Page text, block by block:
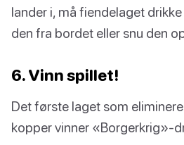
lander i, må fiendelaget
den fra bordet eller snu den
6. Vinn spillet!
Det første laget som
kopper vinner «Borgerkrig»-